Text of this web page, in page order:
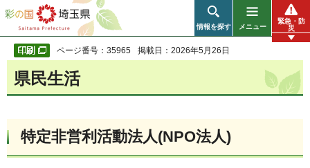
彩の国 埼玉県
情報を探す メニュー
緊急・防
災
ページ番号：35965 掲載日：2026年5月26日
県民生活
特定非営利活動法人(NPO法人)